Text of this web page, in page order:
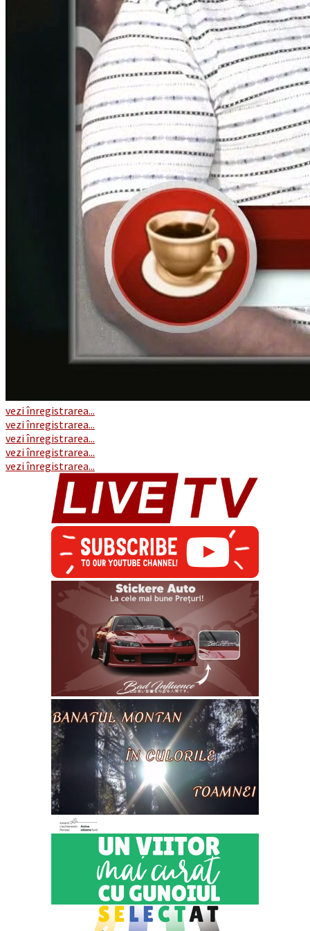
vezi înregistrarea...
vezi înregistrarea...
vezi înregistrarea...
vezi înregistrarea...
vezi înregistrarea...